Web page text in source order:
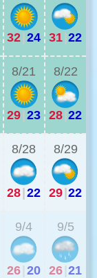
32|24 31|22
8/21
29|23
8/22
28|22
8/28
28|22
8/29
29|22
9/4
26 20
9/5
26 21